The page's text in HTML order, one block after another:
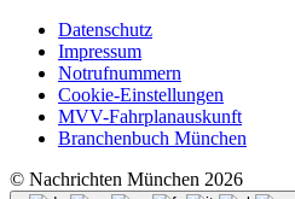
Datenschutz
Impressum
Notrufnummern
Cookie-Einstellungen
MVV-Fahrplanauskunft
Branchenbuch München
© Nachrichten München 2026